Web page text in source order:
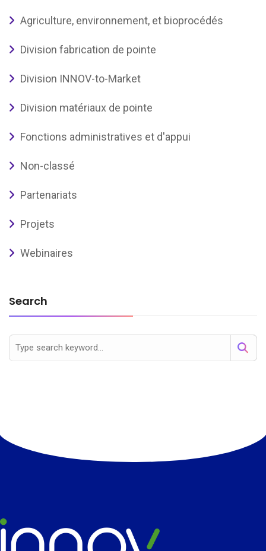
Agriculture, environnement, et bioprocédés
Division fabrication de pointe
Division INNOV-to-Market
Division matériaux de pointe
Fonctions administratives et d'appui
Non-classé
Partenariats
Projets
Webinaires
Search